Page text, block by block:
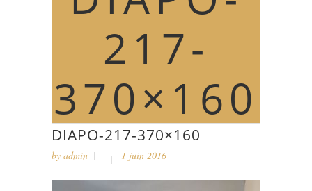
217-
370×160
DIAPO-217-370×160
by admin 1 juin 2016